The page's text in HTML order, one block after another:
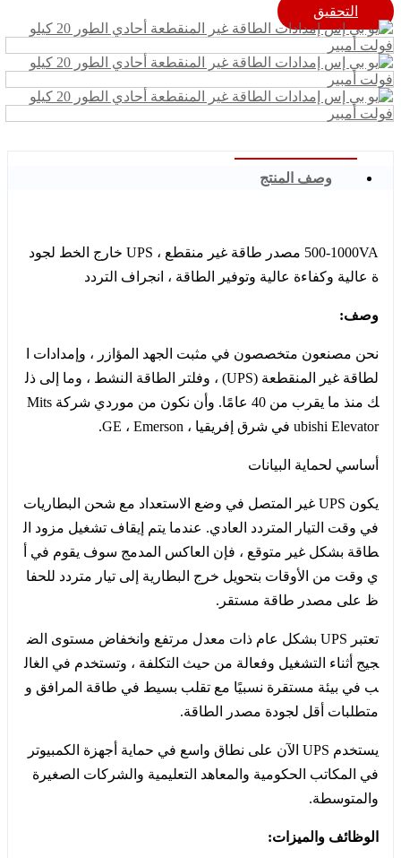
التحقيق
وصف المنتج
500-1000VA مصدر طاقة غير منقطع ، UPS خارج الخط لجود
ة عالية وكفاءة عالية وتوفير الطاقة ، انجراف التردد
وصف:
نحن مصنعون متخصصون في مثبت الجهد المؤازر ، وإمدادات ا
لطاقة غير المنقطعة (UPS) ، وفلتر الطاقة النشط ، وما إلى ذل
ك منذ ما يقرب من 40 عامًا. وأن نكون من موردي شركة Mits
ubishi Elevator في شرق إفريقيا ، GE ، Emerson.
أساسي لحماية البيانات
يكون UPS غير المتصل في وضع الاستعداد مع شحن البطاريات
في وقت التيار المتردد العادي. عندما يتم إيقاف تشغيل مزود ال
طاقة بشكل غير متوقع ، فإن العاكس المدمج سوف يقوم في أ
ي وقت من الأوقات بتحويل خرج البطارية إلى تيار متردد للحفا
ظ على مصدر طاقة مستقر.
تعتبر UPS بشكل عام ذات معدل مرتفع وانخفاض مستوى الض
جيج أثناء التشغيل وفعالة من حيث التكلفة ، وتستخدم في الغال
ب في بيئة مستقرة نسبيًا مع تقلب بسيط في طاقة المرافق و
متطلبات أقل لجودة مصدر الطاقة.
يستخدم UPS الآن على نطاق واسع في حماية أجهزة الكمبيوتر
في المكاتب الحكومية والمعاهد التعليمية والشركات الصغيرة
والمتوسطة.
الوظائف والميزات: